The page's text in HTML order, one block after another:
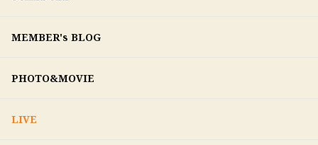
MEMBER's BLOG
PHOTO&MOVIE
LIVE